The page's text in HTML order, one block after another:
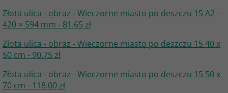
Złota ulica - obraz - Wieczorne miasto po deszczu 15 A2 –
420 × 594 mm - 81.65 zł
Złota ulica - obraz - Wieczorne miasto po deszczu 15 40 x
50 cm - 90.75 zł
Złota ulica - obraz - Wieczorne miasto po deszczu 15 50 x
70 cm - 118.00 zł